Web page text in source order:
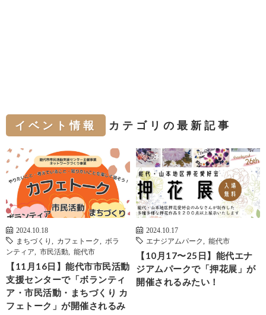
イベント情報 カテゴリの最新記事
2024.10.18
まちづくり
カフェトーク
ボラ
ンティア
市民活動 能代市
【11月16日】能代市市民活動
支援センターで「ボランティ
ア・市民活動・まちづくり カ
フェトーク」が開催されるみ
2024.10.17
エナジアムパーク
能代市
【10月17〜25日】能代エナ
ジアムパークで「押花展」が
開催されるみたい！